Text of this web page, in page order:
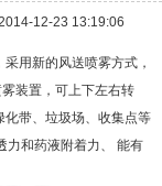
12-23 13:19:06
用新的风送喷雾方式，
装置，可上下左右转
带、垃圾场、收集点等
力和药液附着力、 能有